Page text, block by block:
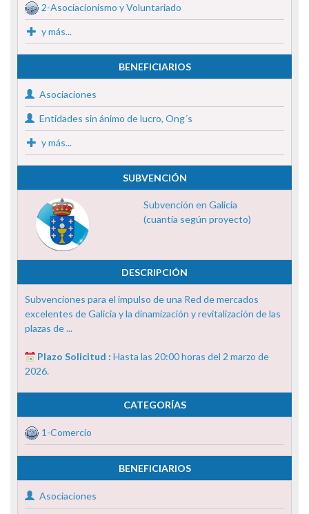
2-Asociacionismo y Voluntariado
y más...
BENEFICIARIOS
Asociaciones
Entidades sin ánimo de lucro, Ong´s
y más...
SUBVENCIÓN
Subvención en Galicia
(cuantía según proyecto)
DESCRIPCIÓN
Subvenciones para el impulso de una Red de mercados
excelentes de Galicia y la dinamización y revitalización de las
plazas de ...
Plazo Solicitud : Hasta las 20:00 horas del 2 marzo de
2026.
CATEGORÍAS
1-Comercio
BENEFICIARIOS
Asociaciones